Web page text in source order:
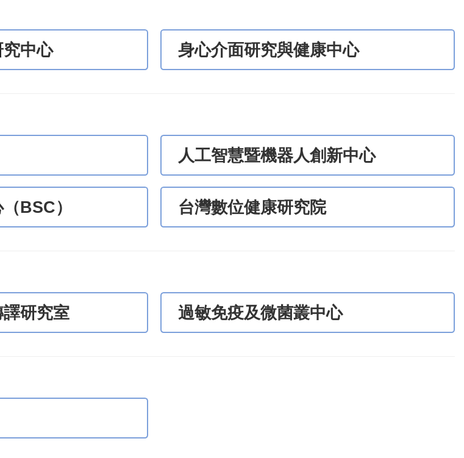
中心 身心介面研究與健康中心
人工智慧暨機器人創新中心
BSC） 台灣數位健康研究院
研究室 過敏免疫及微菌叢中心